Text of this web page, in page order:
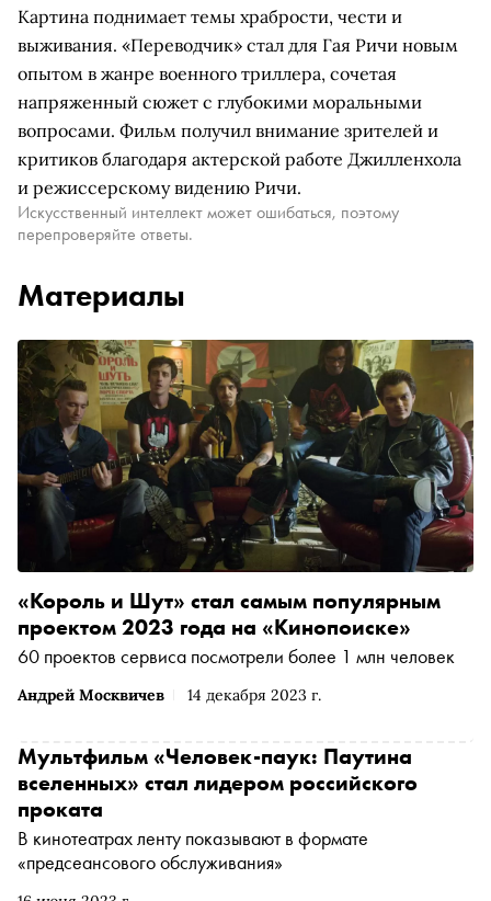
Картина поднимает темы храбрости, чести и
выживания. «Переводчик» стал для Гая Ричи новым
опытом в жанре военного триллера, сочетая
напряженный сюжет с глубокими моральными
вопросами. Фильм получил внимание зрителей и
критиков благодаря актерской работе Джилленхола
и режиссерскому видению Ричи.
Искусственный интеллект может ошибаться, поэтому
перепроверяйте ответы.
Материалы
Андрей Москвичев 14 декабря 2023 г.
«Король и Шут» стал самым популярным
проектом 2023 года на «Кинопоиске»
60 проектов сервиса посмотрели более 1 млн человек
Мультфильм «Человек-паук: Паутина
вселенных» стал лидером российского
проката
В кинотеатрах ленту показывают в формате
«предсеансового обслуживания»